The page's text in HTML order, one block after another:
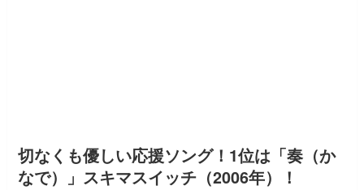
切なくも優しい応援ソング！1位は「奏（か
なで）」スキマスイッチ（2006年）！